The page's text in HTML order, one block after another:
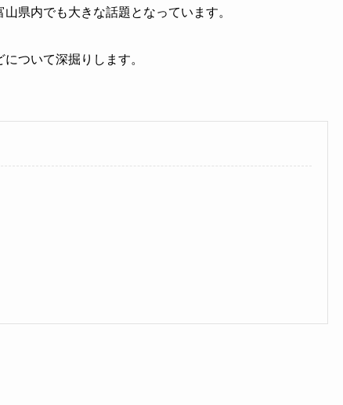
県内でも大きな話題となっています。
ついて深掘りします。